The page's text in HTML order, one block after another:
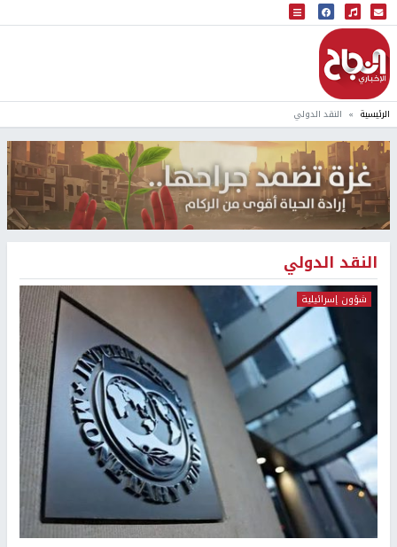
البث المباشر
إذاعة النجاح
الرئيسية النقد الدولي
النقد الدولي
شؤون إسرائيلية